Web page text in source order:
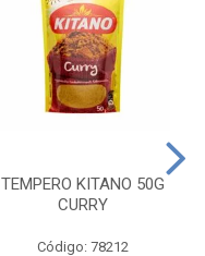
TEMPERO KITANO 50G
CURRY
Código: 78212